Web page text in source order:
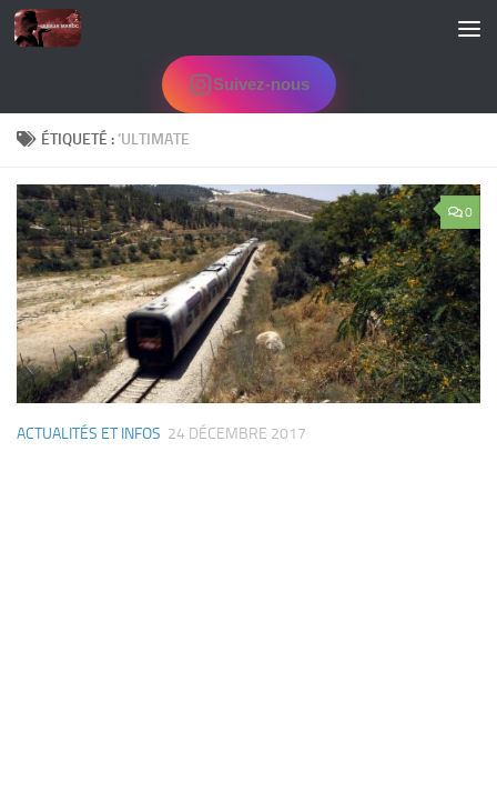
Skip to content
Suivez-nous
ÉTIQUETÉ : ‘ULTIMATE
0
ACTUALITÉS ET INFOS 24 DÉCEMBRE 2017